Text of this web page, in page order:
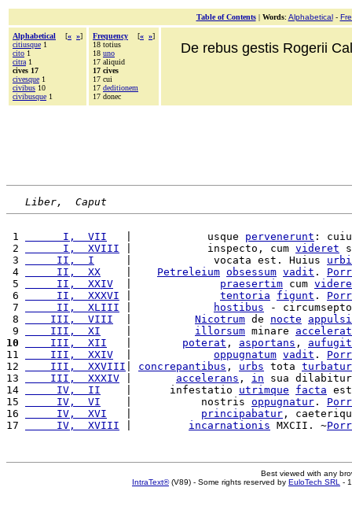
Table of Contents| Words: Alphabetical-
Alphabetical [« »]
citiusque 1
cito 1
citra 1
cives 17
civesque 1
civibus 10
civibusque 1
Frequency [« »]
18 totius
18 uno
17 aliquid
17 cives
17 cui
17 deditionem
17 donec
De rebus gestis Rogerii
Liber,  Caput
1
      I,  VII
   |            usque
pervenerunt :
2
      I,  XVIII
|            inspecto, cum videret
3
     II,  I
     |             vocata est. Huius
4
     II,  XX
Petreleium obsessum vadit .
5
     II,  XXIV
praesertim cum
6
     II,  XXXVI
tentoria figunt .
7
     II,  XLIII
hostibus -
8
    III,  VIII
Nicotrum de nocte
appulsi
9
    III,  XI
illorsum minare accelerat
10
    III,  XII
poterat , asportans , aufugit
11
    III,  XXIV
oppugnatum vadit .
12
    III,  XXVIII
concrepantibus , urbs tota turbatur
13
    III,  XXXIV
accelerans , in sua
14
     IV,  II
    |      infestatio
utrimque facta
15
     IV,  VI
    |           nostris
oppugnatur .
16
     IV,  XVI
principabatur ,
17
     IV,  XVIII
incarnationis MXCII. ~
Best viewed with any
IntraText®(V89) - Some rights reserved by EuloTech SRL -